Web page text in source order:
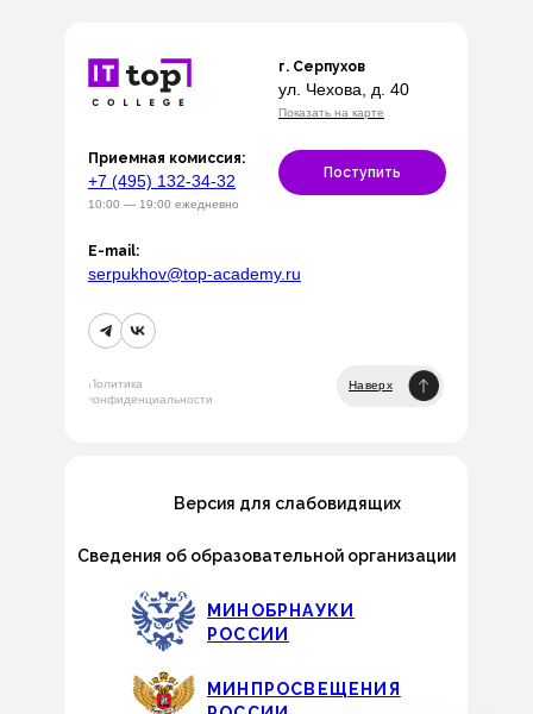
Наверх
Политика
конфиденциальности
10:00 — 19:00 ежедневно
г. Серпухов
serpukhov@top-academy.ru
E-mail:
Приемная комиссия:
ул. Чехова, д. 40
Показать на карте
Поступить
+7 (495) 132-34-32
Версия для слабовидящих
Сведения об образовательной организации
МИНПРОСВЕЩЕНИЯ
МИНОБРНАУКИ
РОССИИ